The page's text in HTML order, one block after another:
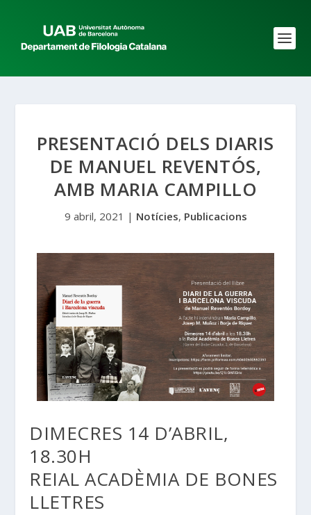
PRESENTACIÓ DELS DIARIS
DE MANUEL REVENTÓS,
AMB MARIA CAMPILLO
9 abril, 2021 | Notícies, Publicacions
DIMECRES 14 D’ABRIL,
18.30H
REIAL ACADÈMIA DE BONES
LLETRES